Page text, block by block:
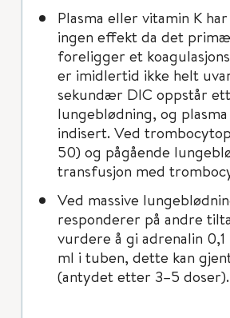
Plasma eller vitamin K
ingen effekt da det
foreligger et
er imidlertid ikke helt
sekundær DIC oppstår
lungeblødning, og
indisert. Ved
50) og pågående
transfusjon med
Ved massive
responderer på andre
vurdere å gi adrenalin
ml i tuben, dette kan
(antydet etter 3–5 doser).